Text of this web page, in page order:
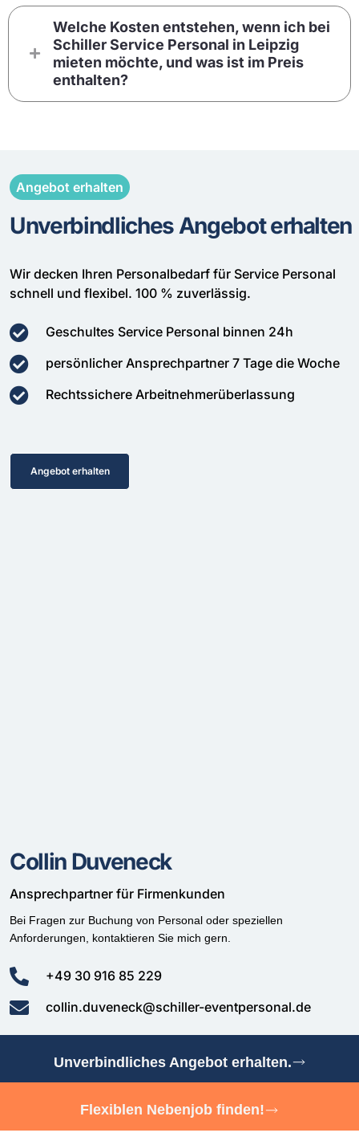
Welche Kosten entstehen, wenn ich bei
Schiller Service Personal in Leipzig
mieten möchte, und was ist im Preis
enthalten?
Angebot erhalten
Unverbindliches Angebot erhalten
Wir decken Ihren Personalbedarf für Service Personal
schnell und flexibel. 100 % zuverlässig.
Geschultes Service Personal binnen 24h
persönlicher Ansprechpartner 7 Tage die Woche
Rechtssichere Arbeitnehmerüberlassung
Angebot erhalten
Collin Duveneck
Ansprechpartner für Firmenkunden
Bei Fragen zur Buchung von Personal oder speziellen
Anforderungen, kontaktieren Sie mich gern.
+49 30 916 85 229
collin.duveneck@schiller-eventpersonal.de
Unverbindliches Angebot erhalten.
Flexiblen Nebenjob finden!